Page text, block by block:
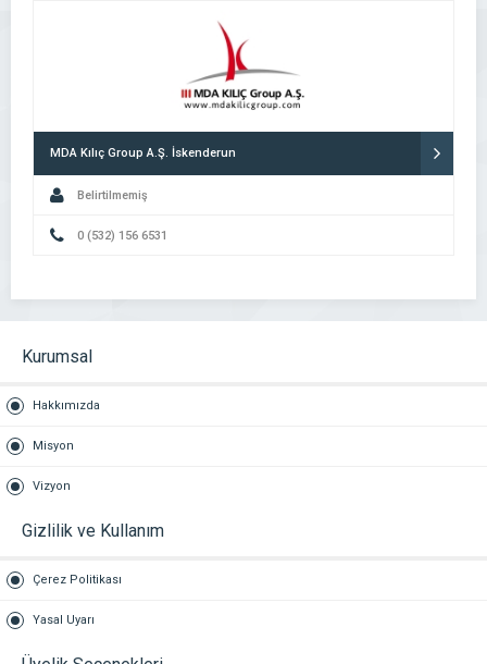
MDA Kılıç Group A.Ş. İskenderun
Belirtilmemiş
0 (532) 156 6531
Kurumsal
Hakkımızda
Misyon
Vizyon
Gizlilik ve Kullanım
Çerez Politikası
Yasal Uyarı